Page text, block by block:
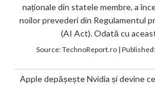
naționale din statele membre, a
noilor prevederi din Regulamentul
(AI Act). Odată cu
Source:TechnoReport.ro| Published:
Apple depășește Nvidia și devine